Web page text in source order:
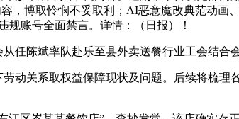
，博取怜悯不妥取利；AI恶意魔改典范动
规账号全面禁言。详情：（日报）！
陈斌率队赴乐至县外卖送餐行业工会结合
关系取权益保障现状及问题。后续将梳理